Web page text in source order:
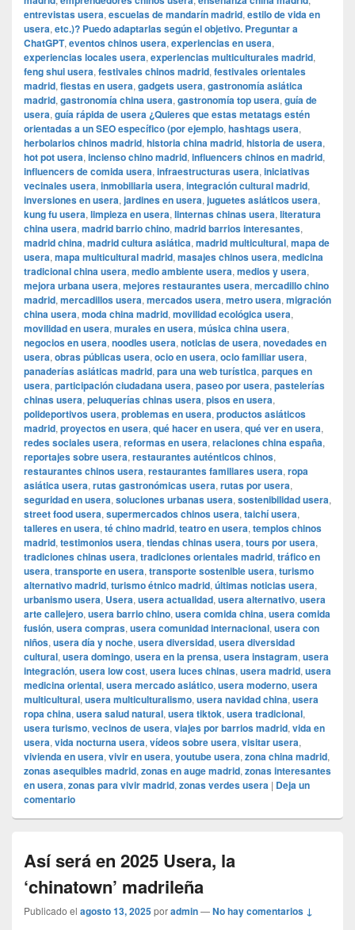
entrevistas usera, escuelas de mandarín madrid, estilo de vida en
usera, etc.)? Puedo adaptarlas según el objetivo. Preguntar a
ChatGPT, eventos chinos usera, experiencias en usera,
experiencias locales usera, experiencias multiculturales madrid,
feng shui usera, festivales chinos madrid, festivales orientales
madrid, fiestas en usera, gadgets usera, gastronomía asiática
madrid, gastronomía china usera, gastronomía top usera, guía de
usera, guía rápida de usera ¿Quieres que estas metatags estén
orientadas a un SEO específico (por ejemplo, hashtags usera,
herbolarios chinos madrid, historia china madrid, historia de usera,
hot pot usera, incienso chino madrid, influencers chinos en madrid,
influencers de comida usera, infraestructuras usera, iniciativas
vecinales usera, inmobiliaria usera, integración cultural madrid,
inversiones en usera, jardines en usera, juguetes asiáticos usera,
kung fu usera, limpieza en usera, linternas chinas usera, literatura
china usera, madrid barrio chino, madrid barrios interesantes,
madrid china, madrid cultura asiática, madrid multicultural, mapa de
usera, mapa multicultural madrid, masajes chinos usera, medicina
tradicional china usera, medio ambiente usera, medios y usera,
mejora urbana usera, mejores restaurantes usera, mercadillo chino
madrid, mercadillos usera, mercados usera, metro usera, migración
china usera, moda china madrid, movilidad ecológica usera,
movilidad en usera, murales en usera, música china usera,
negocios en usera, noodles usera, noticias de usera, novedades en
usera, obras públicas usera, ocio en usera, ocio familiar usera,
panaderías asiáticas madrid, para una web turística, parques en
usera, participación ciudadana usera, paseo por usera, pastelerías
chinas usera, peluquerías chinas usera, pisos en usera,
polideportivos usera, problemas en usera, productos asiáticos
madrid, proyectos en usera, qué hacer en usera, qué ver en usera,
redes sociales usera, reformas en usera, relaciones china españa,
reportajes sobre usera, restaurantes auténticos chinos,
restaurantes chinos usera, restaurantes familiares usera, ropa
asiática usera, rutas gastronómicas usera, rutas por usera,
seguridad en usera, soluciones urbanas usera, sostenibilidad usera,
street food usera, supermercados chinos usera, taichí usera,
talleres en usera, té chino madrid, teatro en usera, templos chinos
madrid, testimonios usera, tiendas chinas usera, tours por usera,
tradiciones chinas usera, tradiciones orientales madrid, tráfico en
usera, transporte en usera, transporte sostenible usera, turismo
alternativo madrid, turismo étnico madrid, últimas noticias usera,
urbanismo usera, Usera, usera actualidad, usera alternativo, usera
arte callejero, usera barrio chino, usera comida china, usera comida
fusión, usera compras, usera comunidad internacional, usera con
niños, usera día y noche, usera diversidad, usera diversidad
cultural, usera domingo, usera en la prensa, usera instagram, usera
integración, usera low cost, usera luces chinas, usera madrid, usera
medicina oriental, usera mercado asiático, usera moderno, usera
multicultural, usera multiculturalismo, usera navidad china, usera
ropa china, usera salud natural, usera tiktok, usera tradicional,
usera turismo, vecinos de usera, viajes por barrios madrid, vida en
usera, vida nocturna usera, vídeos sobre usera, visitar usera,
vivienda en usera, vivir en usera, youtube usera, zona china madrid,
zonas asequibles madrid, zonas en auge madrid, zonas interesantes
en usera, zonas para vivir madrid, zonas verdes usera | Deja un
comentario
Así será en 2025 Usera, la
‘chinatown’ madrileña
Publicado el agosto 13, 2025poradmin—No hay comentarios ↓